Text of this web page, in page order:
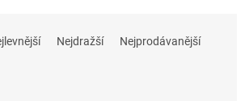
Nejdražší Nejprodávanější